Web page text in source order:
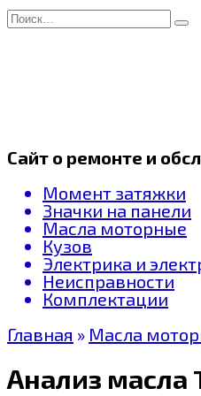
Перейти
к
Search
for:
Сайт о ремонте и
Момент затяжки
Значки на панели
Масла моторные
Кузов
Электрика и
Неисправности
Комплектации
Главная » Масла
Анализ масла